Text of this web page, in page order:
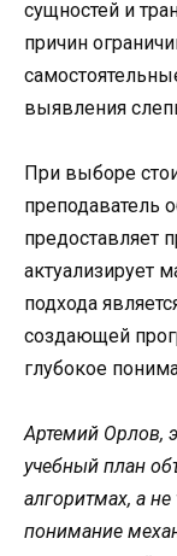
сущностей и
причин
выявления
При выборе
преподаватель
предоставляет
актуализирует
подхода
создающей
глубокое
Артемий Орлов,
учебный план
алгоритмах, а
понимание